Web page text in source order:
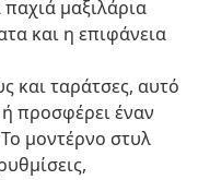
μαξιλάρια
και η επιφάνεια
και ταράτσες, αυτό
ή προσφέρει έναν
μοντέρνο στυλ